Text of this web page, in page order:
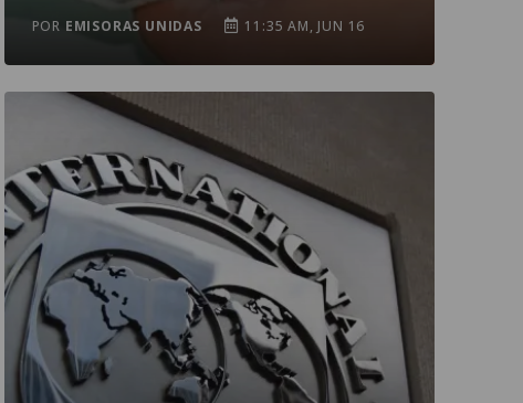
POR EMISORAS UNIDAS 11:35 AM, JUN 16